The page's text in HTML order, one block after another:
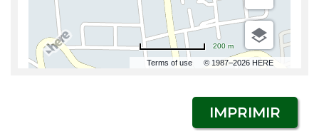
Terms of use © 1987–2026 HERE
200 m
IMPRIMIR